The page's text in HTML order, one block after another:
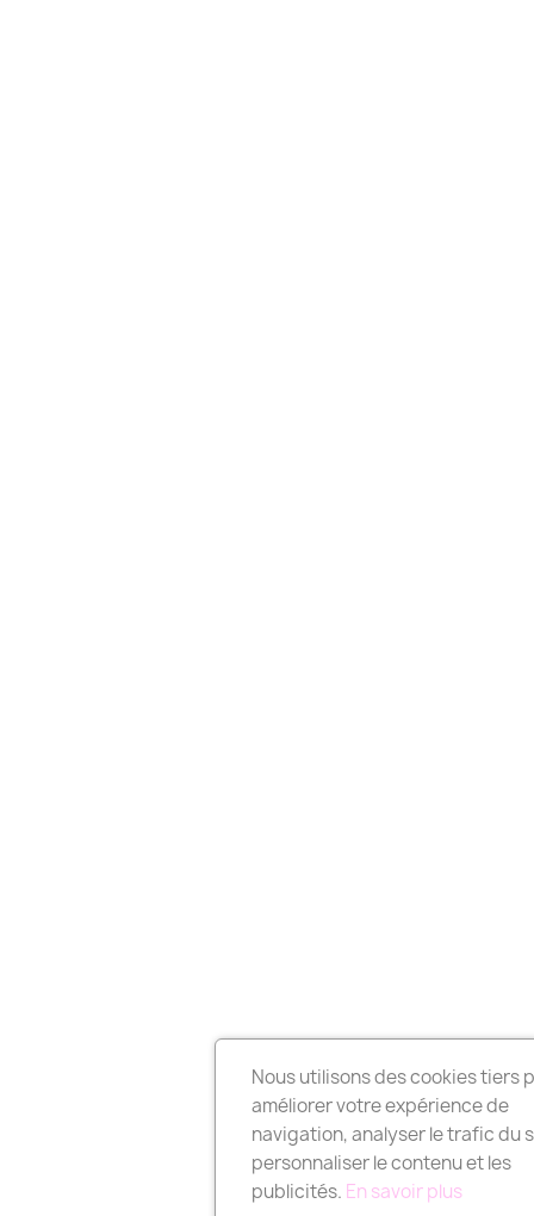
Nous utilisons des cookies tiers
améliorer votre expérience de
navigation, analyser le trafic du
personnaliser le contenu et les
publicités. En savoir plus